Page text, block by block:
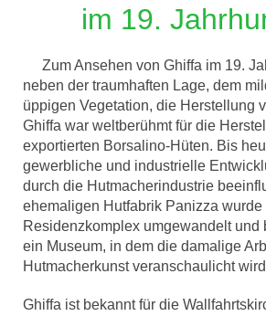
im 19.
Zum Ansehen von Ghiffa im 19.
neben der traumhaften Lage, dem
üppigen Vegetation, die Herstellung
Ghiffa war weltberühmt für die
exportierten Borsalino-Hüten. Bis
gewerbliche und industrielle
durch die Hutmacherindustrie
ehemaligen Hutfabrik Panizza wurde
Residenzkomplex umgewandelt und
ein Museum, in dem die damalige
Hutmacherkunst veranschaulicht
Ghiffa ist bekannt für die